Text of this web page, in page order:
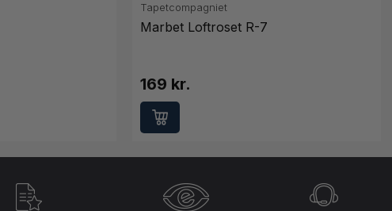
Tapetcompagniet
Marbet Loftroset R-7
169 kr.